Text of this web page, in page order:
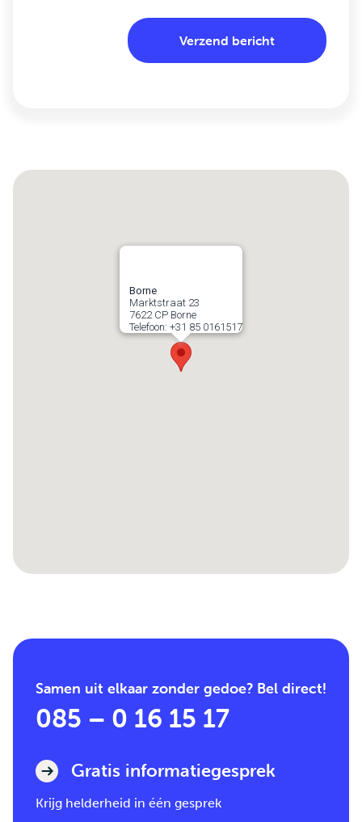
Borne
Marktstraat 23
7622 CP Borne
Telefoon: +31 85 0161517
Samen uit elkaar zonder gedoe? Bel direct!
085 – 0 16 15 17
Gratis informatiegesprek
Krijg helderheid in één gesprek